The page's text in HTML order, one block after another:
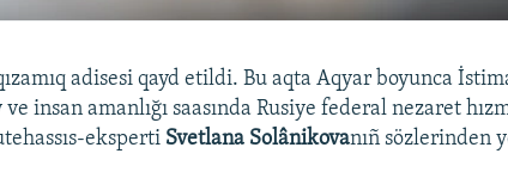
adisesi qayd etildi. Bu aqta Aqyar boyunca
insan amanlığı saasında Rusiye federal nezaret
eksperti Svetlana Solânikovanıñ sözlerinden